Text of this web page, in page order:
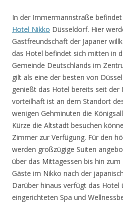
In der Immermannstraße befindet
Hotel Nikko Düsseldorf. Hier
Gastfreundschaft der Japaner
das Hotel befindet sich mitten in
Gemeinde Deutschlands im
gilt als eine der besten von
genießt das Hotel bereits seit der
vorteilhaft ist an dem Standort
wenigen Gehminuten die
Kürze die Altstadt besuchen
Zimmer zur Verfügung. Für den
werden großzügige Suiten
über das Mittagessen bis hin
Gäste im Nikko nach der
Darüber hinaus verfügt das Hotel
eingerichteten Spa und